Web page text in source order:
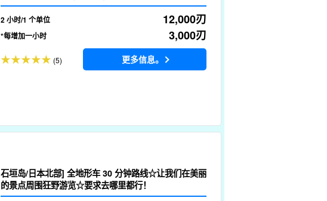
2 小时/1 个单位 12,000刃
*每增加一小时 3,000刃
(5) 更多信息。
石垣岛/日本北部] 全地形车 30 分钟路线☆让我们在美丽
的景点周围狂野游览☆要求去哪里都行！